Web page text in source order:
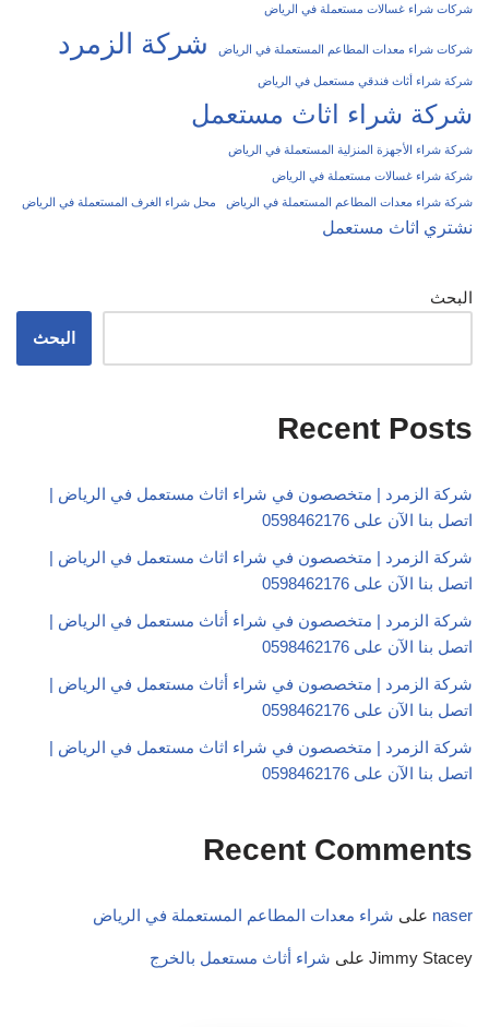
شركات شراء غسالات مستعملة في الرياض
شركات شراء معدات المطاعم المستعملة في الرياض شركة الزمرد
شركة شراء أثاث فندقي مستعمل في الرياض
شركة شراء اثاث مستعمل
شركة شراء الأجهزة المنزلية المستعملة في الرياض
شركة شراء غسالات مستعملة في الرياض
شركة شراء معدات المطاعم المستعملة في الرياض
محل شراء الغرف المستعملة في الرياض
نشتري اثاث مستعمل
البحث
البحث
Recent Posts
شركة الزمرد | متخصصون في شراء اثاث مستعمل في الرياض |
اتصل بنا الآن على 0598462176
شركة الزمرد | متخصصون في شراء اثاث مستعمل في الرياض |
اتصل بنا الآن على 0598462176
شركة الزمرد | متخصصون في شراء أثاث مستعمل في الرياض |
اتصل بنا الآن على 0598462176
شركة الزمرد | متخصصون في شراء أثاث مستعمل في الرياض |
اتصل بنا الآن على 0598462176
شركة الزمرد | متخصصون في شراء اثاث مستعمل في الرياض |
اتصل بنا الآن على 0598462176
Recent Comments
naser على شراء معدات المطاعم المستعملة في الرياض
Jimmy Stacey على شراء أثاث مستعمل بالخرج